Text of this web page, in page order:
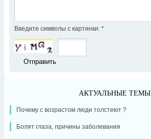
Введите символы с картинки: *
АКТУАЛЬНЫЕ ТЕМЫ
Почему с возрастом люди толстеют ?
Болят глаза, причины заболевания